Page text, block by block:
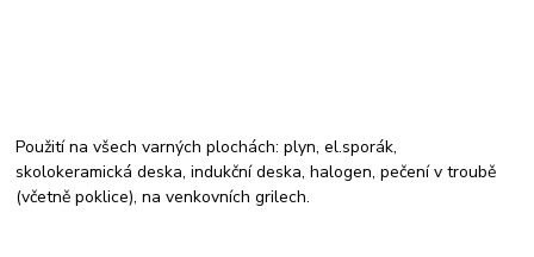
Použití na všech varných plochách: plyn, el.sporák,
skolokeramická deska, indukční deska, halogen, pečení v troubě
(včetně poklice), na venkovních grilech.